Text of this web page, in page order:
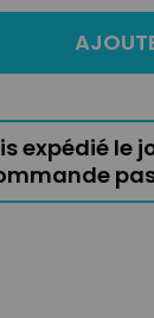
expédié le